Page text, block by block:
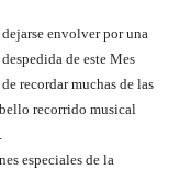
envolver por una
de este Mes
recordar muchas de las
recorrido musical
especiales de la